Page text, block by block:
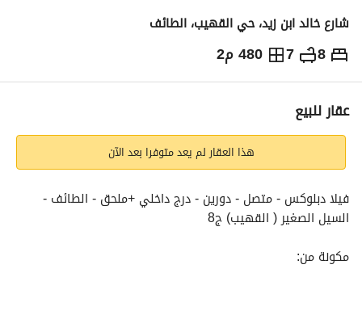
شارع خالد ابن زيد، حي القهيب، الطائف
8
7 480 م2 ⃁
950,000
التفاصيل
عقار للبيع
هذا العقار لم يعد متوفرا بعد الآن
السيل الصغير ( القهيب) ج8
مكونة من: